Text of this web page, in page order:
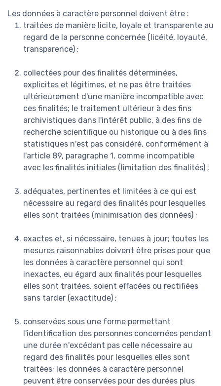
Les données à caractère personnel doivent être :
traitées de manière licite, loyale et transparente au
regard de la personne concernée (licéité, loyauté,
transparence) ;
collectées pour des finalités déterminées,
explicites et légitimes, et ne pas être traitées
ultérieurement d'une manière incompatible avec
ces finalités; le traitement ultérieur à des fins
archivistiques dans l'intérêt public, à des fins de
recherche scientifique ou historique ou à des fins
statistiques n'est pas considéré, conformément à
l'article 89, paragraphe 1, comme incompatible
avec les finalités initiales (limitation des finalités) ;
adéquates, pertinentes et limitées à ce qui est
nécessaire au regard des finalités pour lesquelles
elles sont traitées (minimisation des données) ;
exactes et, si nécessaire, tenues à jour; toutes les
mesures raisonnables doivent être prises pour que
les données à caractère personnel qui sont
inexactes, eu égard aux finalités pour lesquelles
elles sont traitées, soient effacées ou rectifiées
sans tarder (exactitude) ;
conservées sous une forme permettant
l'identification des personnes concernées pendant
une durée n'excédant pas celle nécessaire au
regard des finalités pour lesquelles elles sont
traitées; les données à caractère personnel
peuvent être conservées pour des durées plus